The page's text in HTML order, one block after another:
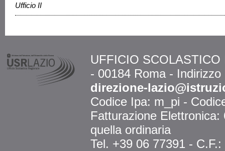
Ufficio II
UFFICIO
- 00184 Roma -
direzione-
Codice Ipa: m_pi -
Fatturazione
quella ordinaria
Tel. +39 06 77391 -